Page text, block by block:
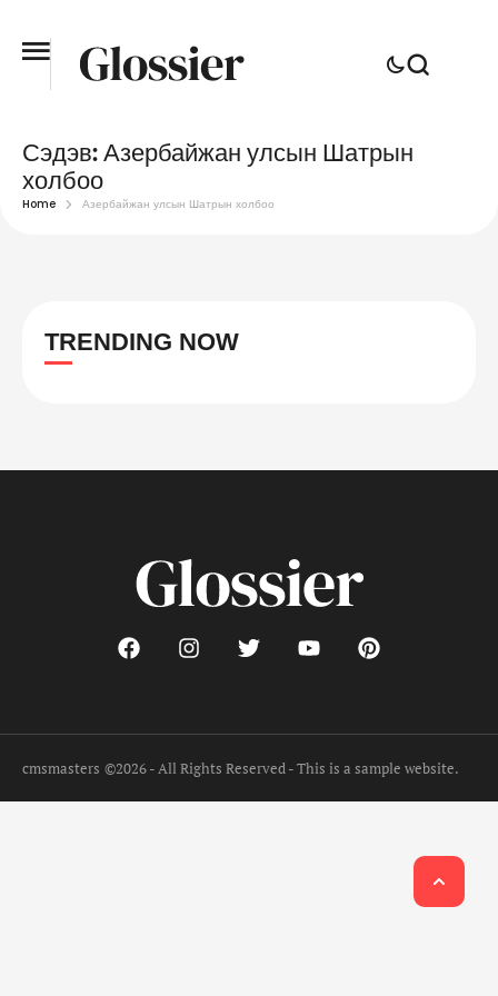
Сэдэв:Азербайжан улсын Шатрын
холбоо
Home Азербайжан улсын Шатрын холбоо
TRENDING NOW
cmsmasters ©2026 - All Rights Reserved - This is a sample website.